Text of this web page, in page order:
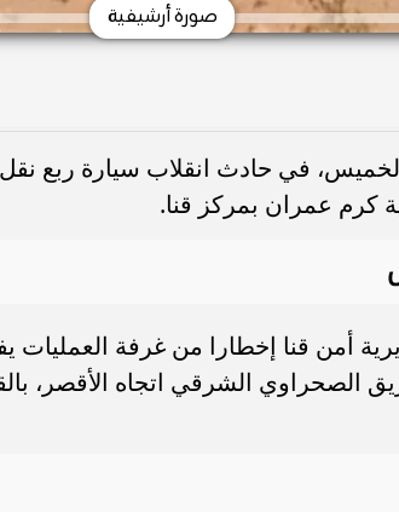
صورة أرشيفية
الخميس، في حادث انقلاب سيارة ربع
كرم عمران بمركز قنا.
أمن قنا إخطارا من غرفة العمليات
الصحراوي الشرقي اتجاه الأقصر،